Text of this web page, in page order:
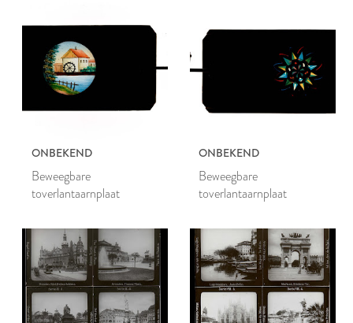
ONBEKEND
Beweegbare
toverlantaarnplaat
ONBEKEND
Beweegbare
toverlantaarnplaat